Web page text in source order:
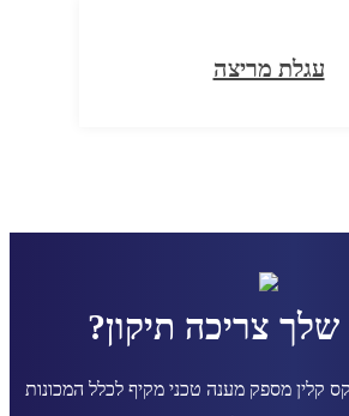
עגלת מריצה
צריכה תיקון?
קלין מספק מענה טכני מקיף לכלל המכונות